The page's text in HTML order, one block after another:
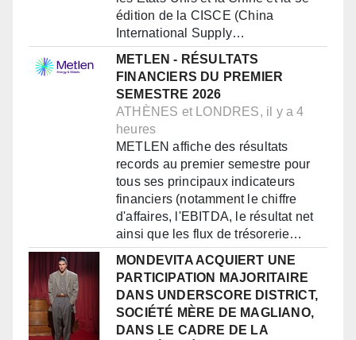
édition de la CISCE (China
International Supply…
METLEN - RÉSULTATS
FINANCIERS DU PREMIER
SEMESTRE 2026
ATHÈNES et LONDRES, il y a 4
heures
METLEN affiche des résultats
records au premier semestre pour
tous ses principaux indicateurs
financiers (notamment le chiffre
d'affaires, l'EBITDA, le résultat net
ainsi que les flux de trésorerie…
MONDEVITA ACQUIERT UNE
PARTICIPATION MAJORITAIRE
DANS UNDERSCORE DISTRICT,
SOCIÉTÉ MÈRE DE MAGLIANO,
DANS LE CADRE DE LA